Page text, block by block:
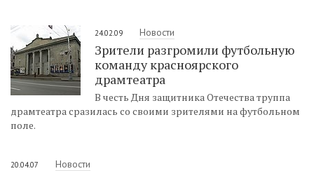
24.02.09 Новости
Зрители разгромили футбольную
команду красноярского
драмтеатра
В честь Дня защитника Отечества труппа
драмтеатра сразилась со своими зрителями на футбольном
поле.
20.04.07 Новости